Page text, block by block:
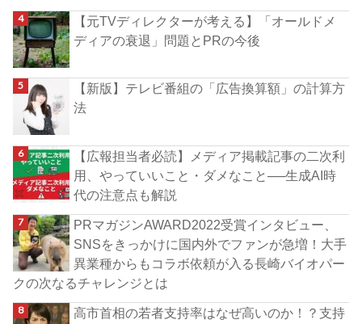
【元TVディレクターが考える】「オールドメ
ディアの衰退」問題とPRの今後
【新版】テレビ番組の「広告換算額」の計算方
法
【広報担当者必読】メディア掲載記事の二次利
用、やっていいこと・ダメなこと──生成AI時
代の注意点も解説
PRマガジンAWARD2022受賞インタビュー、
SNSをきっかけに国内外でファンが急増！大手
異業種からもコラボ依頼が入る長崎バイオパー
クの次なるチャレンジとは
高市首相の若者支持率はなぜ高いのか！？支持